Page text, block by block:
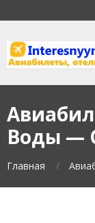
Воды —
Главная